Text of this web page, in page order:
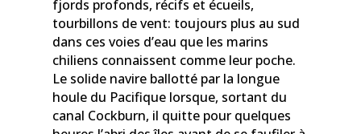
fjords profonds, récifs et écueils,
tourbillons de vent: toujours plus au sud
dans ces voies d’eau que les marins
chiliens connaissent comme leur poche.
Le solide navire ballotté par la longue
houle du Pacifique lorsque, sortant du
canal Cockburn, il quitte pour quelques